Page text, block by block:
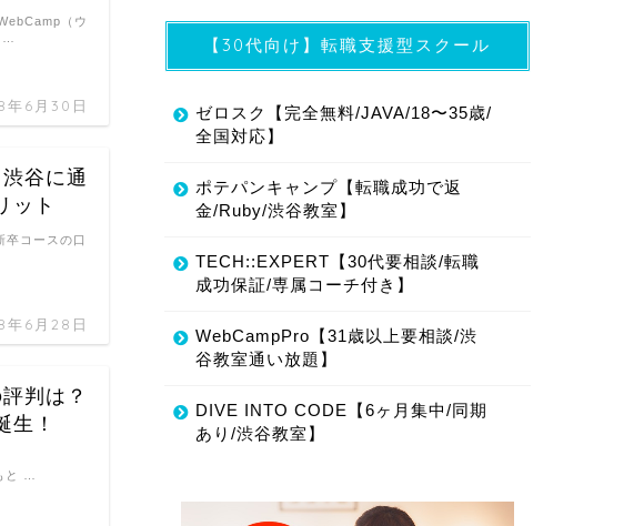
年6月30日
（ウ
谷に通
ット
年6月28日
コースの口
判は？
！
と …
【30代向け】転職支援型スクール
ゼロスク【完全無料/JAVA/18〜35歳/
全国対応】
ポテパンキャンプ【転職成功で返
金/Ruby/渋谷教室】
TECH::EXPERT【30代要相談/転職
成功保証/専属コーチ付き】
WebCampPro【31歳以上要相談/渋
谷教室通い放題】
DIVE INTO CODE【6ヶ月集中/同期
あり/渋谷教室】